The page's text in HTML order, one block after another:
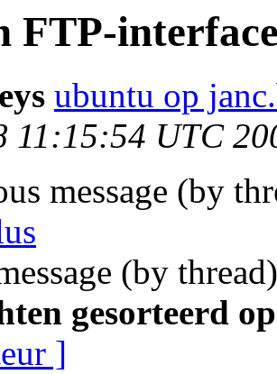
FTP-
ubuntu op
11:15:54 UTC
message (by
(by
gesorteerd
]